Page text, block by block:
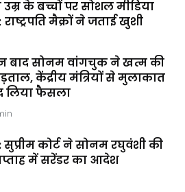
के बच्चों पर सोशल मीडिया
मैक्रों ने जताई खुशी
बाद सोनम वांगचुक ने खत्म की
केंद्रीय मंत्रियों से मुलाकात
लिया फैसला
सुप्रीम कोर्ट ने सोनम रघुवंशी की
में सरेंडर का आदेश